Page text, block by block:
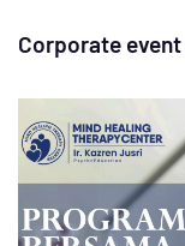
Corporate event